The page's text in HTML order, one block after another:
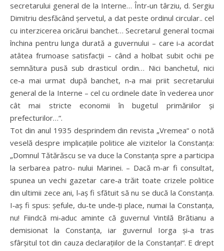
secretarului general de la Interne… Într‑un târziu, d. Sergiu
Dimitriu desfăcând șervetul, a dat peste ordinul circular.. cel
cu interzicerea oricărui banchet… Secretarul general tocmai
închina pentru lunga durată a guvernului – care i‑a acordat
atâtea frumoase satisfacții – când a holbat subit ochii pe
semnătura pusă sub drasticul ordin… Nici banchetul, nici
ce‑a mai urmat după banchet, n‑a mai priit secretarului
general de la Interne – cel cu ordinele date în vederea unor
cât mai stricte economii în bugetul primăriilor și
prefecturilor…“.
Tot din anul 1935 desprindem din revista „Vremea“ o notă
veselă despre implicațiile politice ale vizitelor la Constanța:
„Domnul Tătărăscu se va duce la Constanța spre a participa
la serbarea patro‑ nului Marinei. – Dacă m‑ar fi consultat,
spunea un vechi gazetar care‑a trăit toate crizele politice
din ultimii zece ani, l‑aș fi sfătuit să nu se ducă la Constanța.
I‑aș fi spus: șefule, du‑te unde‑ți place, numai la Constanța,
nu! Fiindcă mi‑aduc aminte că guvernul Vintilă Brătianu a
demisionat la Constanța, iar guvernul Iorga și‑a tras
sfârșitul tot din cauza declarațiilor de la Constanța!“. E drept